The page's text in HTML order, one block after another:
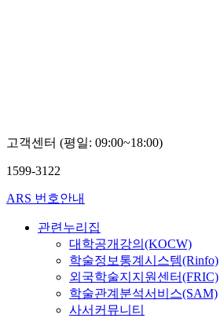
고객센터 (평일: 09:00~18:00)
1599-3122
ARS 번호안내
관련누리집
대학공개강의(KOCW)
학술정보통계시스템(Rinfo)
외국학술지지원센터(FRIC)
학술관계분석서비스(SAM)
사서커뮤니티